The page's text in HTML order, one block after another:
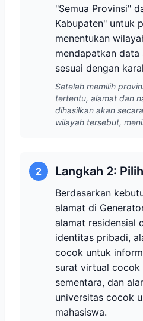
"Semua Provinsi"
Kabupaten" untuk
menentukan
mendapatkan
sesuai dengan
Setelah memilih
tertentu, alamat dan
dihasilkan akan
wilayah tersebut,
2 Langkah 2:
Berdasarkan
alamat di
alamat residensial
identitas pribadi,
cocok untuk
surat virtual cocok
sementara, dan
universitas cocok
mahasiswa.